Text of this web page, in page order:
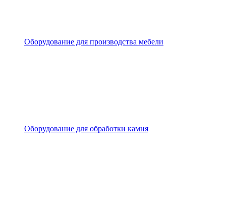
Оборудование для производства мебели
Оборудование для обработки камня